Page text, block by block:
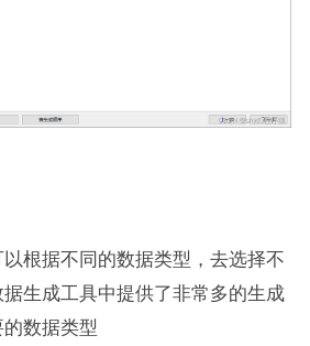
根据不同的数据类型，去选择不
生成工具中提供了非常多的生成
数据类型